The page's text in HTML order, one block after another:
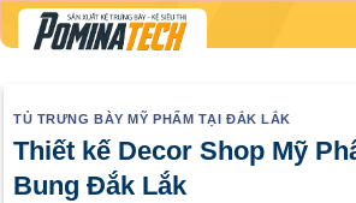
Skip
to
TỦ TRƯNG BÀY MỸ PHẨM TẠI ĐẮK LẮK
Thiết kế Decor Shop Mỹ
Bung Đắk Lắk